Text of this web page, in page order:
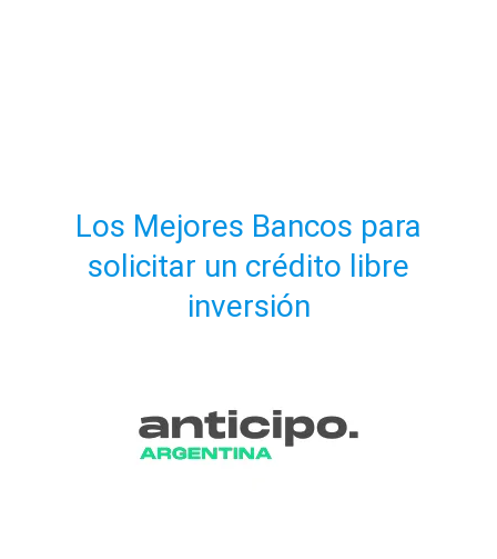
Los Mejores Bancos para
solicitar un crédito libre
inversión